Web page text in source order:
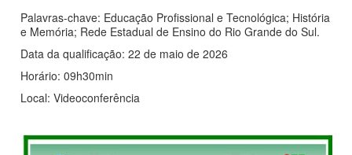
Palavras-chave: Educação Profissional e Tecnológica; História
e Memória; Rede Estadual de Ensino do Rio Grande do Sul.
Data da qualificação: 22 de maio de 2026
Horário: 09h30min
Local: Videoconferência